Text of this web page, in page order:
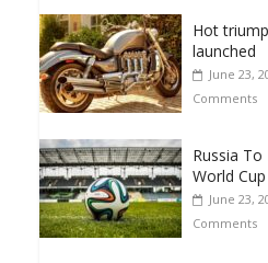
Hot
launched
June 23,
Comments
Russia
World Cup
June 23,
Comments